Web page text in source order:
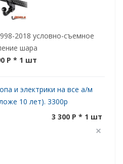
2018 условно-съемное
шара
P * 1 шт
и электрики на все а/м
10 лет). 3300р
3 300 P * 1 шт